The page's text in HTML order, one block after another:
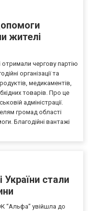
жителі
отримали чергову партію
організації та
медикаментів,
товарів. Про це
адміністрації.
громад області
Благодійні вантажі
України стали
“Альфа” увійшла до